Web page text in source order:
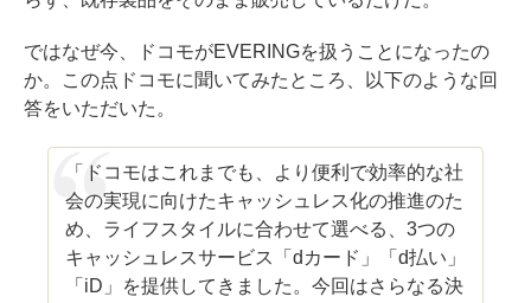
ではなぜ今、ドコモがEVERINGを扱うことになったの
か。この点ドコモに聞いてみたところ、以下のような回
答をいただいた。
「ドコモはこれまでも、より便利で効率的な社
会の実現に向けたキャッシュレス化の推進のた
め、ライフスタイルに合わせて選べる、3つの
キャッシュレスサービス「dカード」「d払い」
「iD」を提供してきました。今回はさらなる決